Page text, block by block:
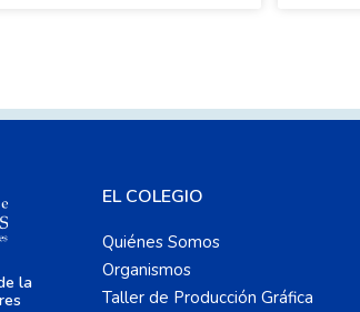
la
EL COLEGIO
Quiénes Somos
Organismos
Taller de Producción Gráfica